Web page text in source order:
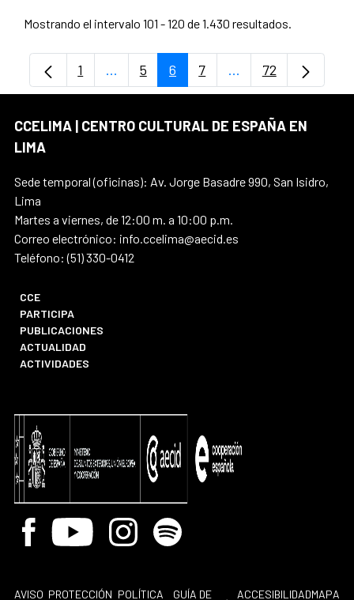
Mostrando el intervalo 101 - 120 de 1.430 resultados.
Página
1 ...Páginas intermedias Use TAB para
Página
5 Página
6 Página
7 ...PáginasPágina
72
CCELIMA | CENTRO CULTURAL DE ESPAÑA EN
LIMA
Sede temporal (oficinas): Av. Jorge Basadre 990, San Isidro,
Lima
Martes a viernes, de 12:00 m. a 10:00 p.m.
Correo electrónico: info.ccelima@aecid.es
Teléfono: (51) 330-0412
CCE
PARTICIPA
PUBLICACIONES
ACTUALIDAD
ACTIVIDADES
Facebook
Youtube InstagramSpotify
AVISO PROTECCIÓN POLÍTICA
GUÍA DE
ACCESIBILIDADMAPA